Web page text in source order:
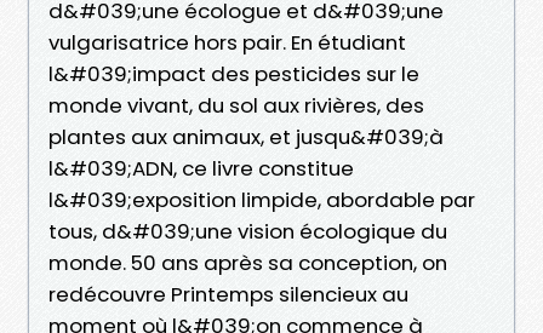
d&#039;une écologue et d&#039;une
vulgarisatrice hors pair. En étudiant
l&#039;impact des pesticides sur le
monde vivant, du sol aux rivières, des
plantes aux animaux, et jusqu&#039;à
l&#039;ADN, ce livre constitue
l&#039;exposition limpide, abordable par
tous, d&#039;une vision écologique du
monde. 50 ans après sa conception, on
redécouvre Printemps silencieux au
moment où l&#039;on commence à